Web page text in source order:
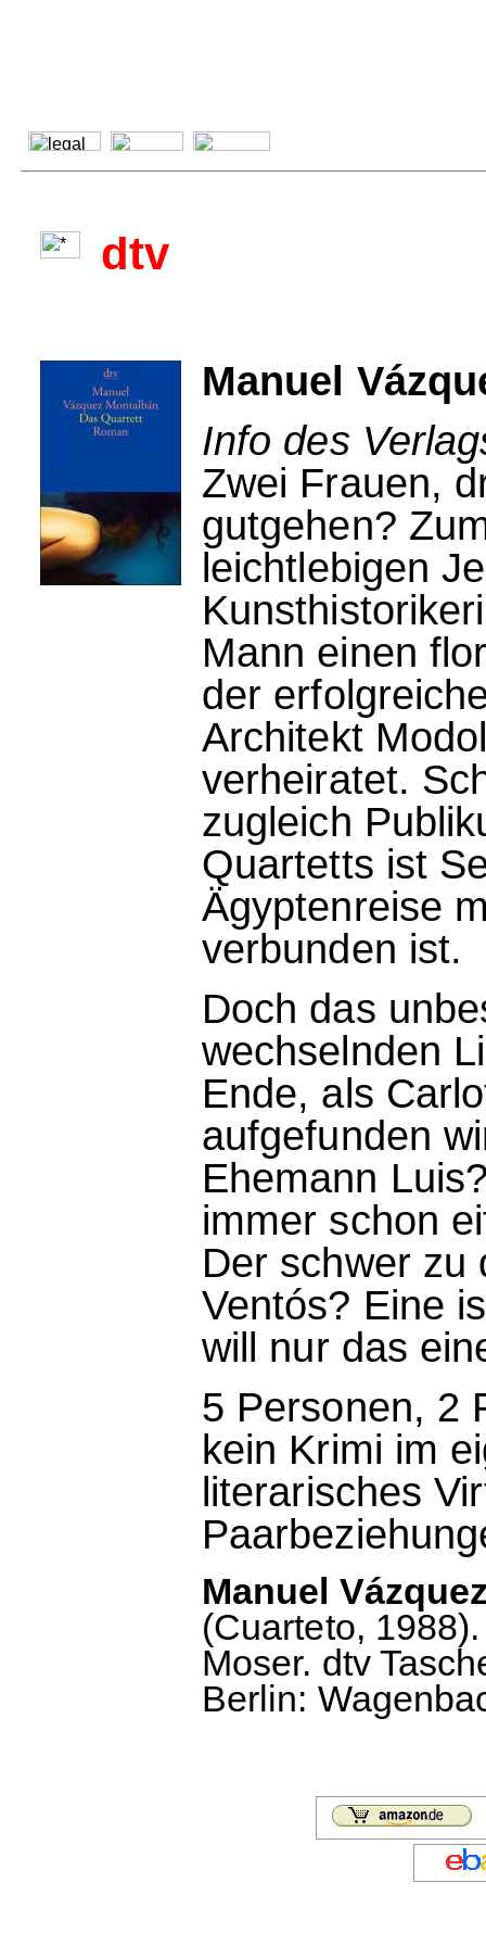
dtv
Manuel
Info des
Zwei Frauen,
gutgehen?
leichtlebigen
Mann einen
der
Architekt
verheiratet.
zugleich
Quartetts ist
Ägyptenreise
verbunden ist.
Doch das
wechselnden
Ende, als
aufgefunden
Ehemann
immer schon
Der schwer zu
Ventós? Eine
will nur das
5 Personen, 2
kein Krimi im
literarisches
Manuel
(Cuarteto,
Moser. dtv
Berlin: